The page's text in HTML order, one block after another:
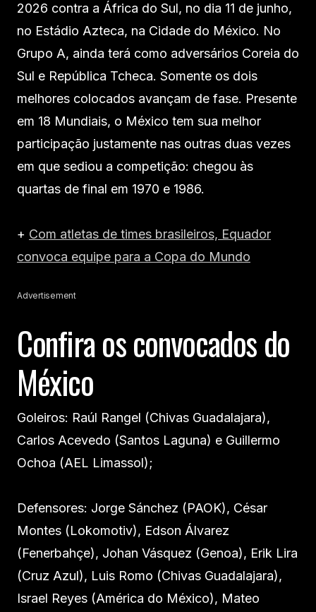
2026 contra a África do Sul, no dia 11 de junho,
no Estádio Azteca, na Cidade do México. No
Grupo A, ainda terá como adversários Coreia do
Sul e República Tcheca. Somente os dois
melhores colocados avançam de fase. Presente
em 18 Mundiais, o México tem sua melhor
participação justamente nas outras duas vezes
em que sediou a competição: chegou às
quartas de final em 1970 e 1986.
+ Com atletas de times brasileiros, Equador
convoca equipe para a Copa do Mundo
Advertisement
Confira os convocados do
México
Goleiros: Raúl Rangel (Chivas Guadalajara),
Carlos Acevedo (Santos Laguna) e Guillermo
Ochoa (AEL Limassol);
Defensores: Jorge Sánchez (PAOK), César
Montes (Lokomotiv), Edson Álvarez
(Fenerbahçe), Johan Vásquez (Genoa), Erik Lira
(Cruz Azul), Luis Romo (Chivas Guadalajara),
Israel Reyes (América do México), Mateo